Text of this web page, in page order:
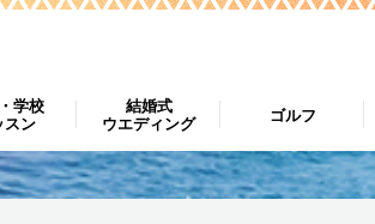
学校
スン
結婚式
ウエディング
ゴルフ